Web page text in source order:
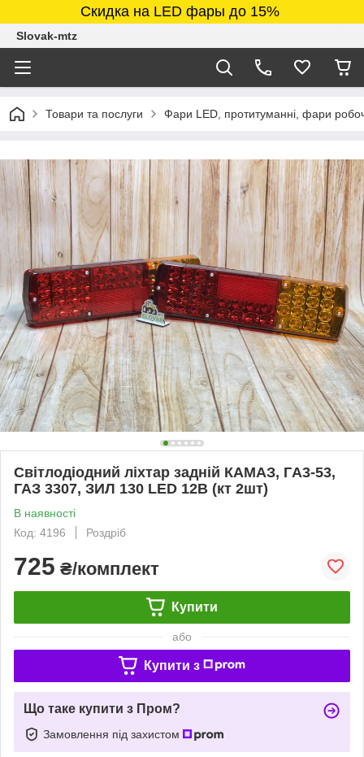
Скидка на LED фары до 15%
Slovak-mtz
Товари та послуги Фари LED, протитуманні, фари
Світлодіодний ліхтар задній КАМАЗ, ГA3-53,
ГАЗ 3307, ЗИЛ 130 LED 12В (кт 2шт)
В наявності
Код: 4196
Роздріб
725 ₴/комплект
Купити
або
Купити з
Що таке купити з Пром?
Замовлення під захистом